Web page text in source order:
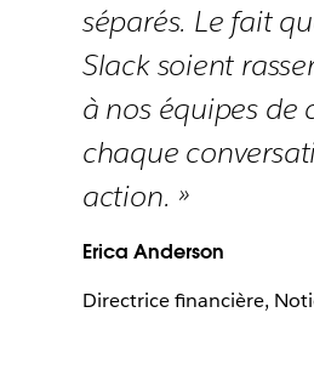
séparés. Le fait
Slack soient
à nos équipes de
chaque
action. »
Erica Anderson
Directrice financière,